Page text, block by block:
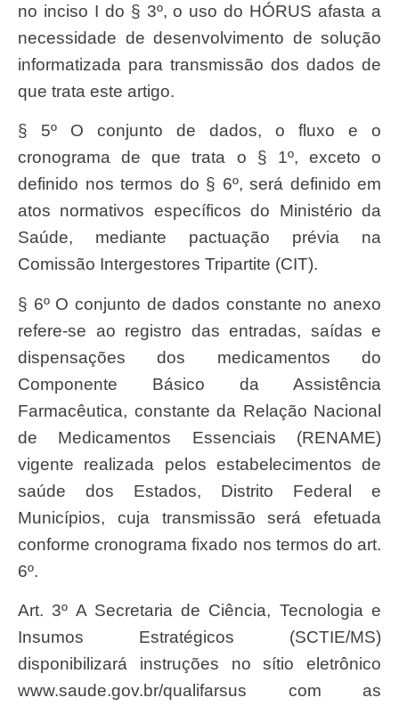
no inciso I do § 3º, o uso do HÓRUS afasta a
necessidade de desenvolvimento de solução
informatizada para transmissão dos dados de
que trata este artigo.
§ 5º O conjunto de dados, o fluxo e o
cronograma de que trata o § 1º, exceto o
definido nos termos do § 6º, será definido em
atos normativos específicos do Ministério da
Saúde, mediante pactuação prévia na
Comissão Intergestores Tripartite (CIT).
§ 6º O conjunto de dados constante no anexo
refere-se ao registro das entradas, saídas e
dispensações dos medicamentos do
Componente Básico da Assistência
Farmacêutica, constante da Relação Nacional
de Medicamentos Essenciais (RENAME)
vigente realizada pelos estabelecimentos de
saúde dos Estados, Distrito Federal e
Municípios, cuja transmissão será efetuada
conforme cronograma fixado nos termos do art.
6º.
Art. 3º A Secretaria de Ciência, Tecnologia e
Insumos Estratégicos (SCTIE/MS)
disponibilizará instruções no sítio eletrônico
www.saude.gov.br/qualifarsus com as